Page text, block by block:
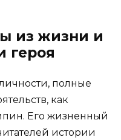
из жизни и
героя
полные
как
Его жизненный
истории